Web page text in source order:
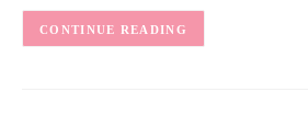
CONTINUE READING